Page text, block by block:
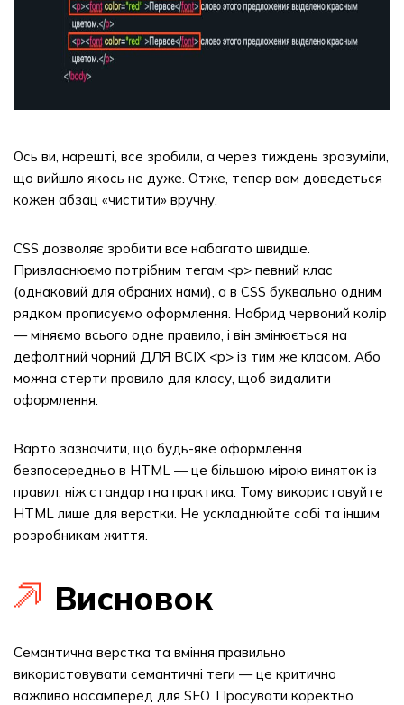
Ось ви, нарешті, все зробили, а через тиждень зрозуміли,
що вийшло якось не дуже. Отже, тепер вам доведеться
кожен абзац «чистити» вручну.
CSS дозволяє зробити все набагато швидше.
Привласнюємо потрібним тегам <p> певний клас
(однаковий для обраних нами), а в CSS буквально одним
рядком прописуємо оформлення. Набрид червоний колір
— міняємо всього одне правило, і він змінюється на
дефолтний чорний ДЛЯ ВСІХ <p> із тим же класом. Або
можна стерти правило для класу, щоб видалити
оформлення.
Варто зазначити, що будь-яке оформлення
безпосередньо в HTML — це більшою мірою виняток із
правил, ніж стандартна практика. Тому використовуйте
HTML лише для верстки. Не ускладнюйте собі та іншим
розробникам життя.
Висновок
Семантична верстка та вміння правильно
використовувати семантичні теги — це критично
важливо насамперед для SEO. Просувати коректно